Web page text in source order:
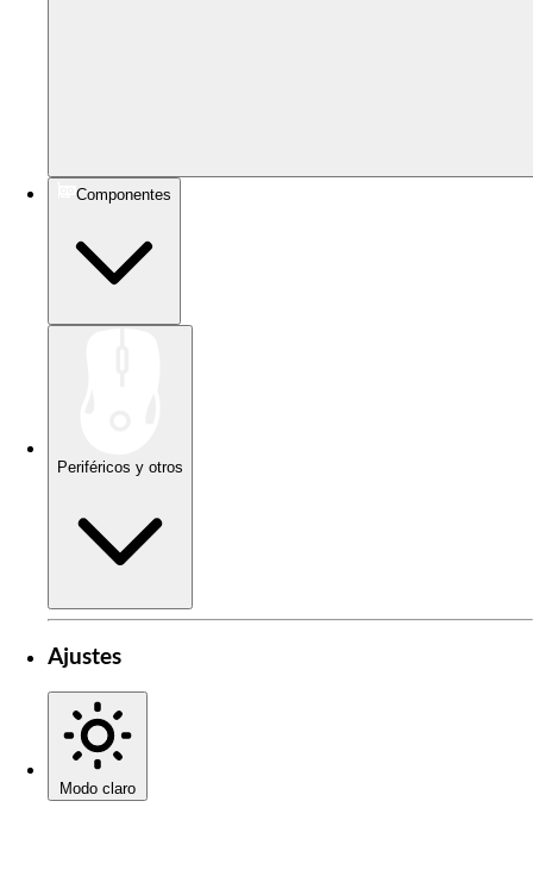
Componentes
Periféricos y otros
Ajustes
Modo claro